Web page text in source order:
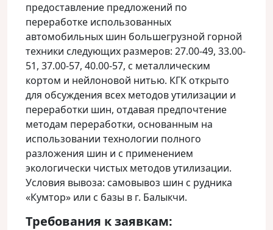
предоставление предложений по
переработке использованных
автомобильных шин большегрузной горной
техники следующих размеров: 27.00-49, 33.00-
51, 37.00-57, 40.00-57, с металлическим
кортом и нейлоновой нитью. КГК открыто
для обсуждения всех методов утилизации и
переработки шин, отдавая предпочтение
методам переработки, основанным на
использовании технологии полного
разложения шин и с применением
экологически чистых методов утилизации.
Условия вывоза: самовывоз шин с рудника
«Кумтор» или с базы в г. Балыкчи.
Требования к заявкам: